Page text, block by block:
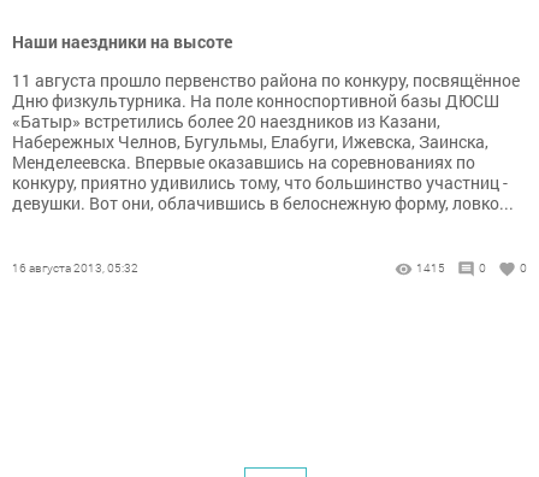
Наши наездники на высоте
11 августа прошло первенство района по конкуру, посвящённое
Дню физкультурника. На поле конноспортивной базы ДЮСШ
«Батыр» встретились более 20 наездников из Казани,
Набережных Челнов, Бугульмы, Елабуги, Ижевска, Заинска,
Менделеевска. Впервые оказавшись на соревнованиях по
конкуру, приятно удивились тому, что большинство участниц -
девушки. Вот они, облачившись в белоснежную форму, ловко...
16 августа 2013, 05:32 1415 0 0